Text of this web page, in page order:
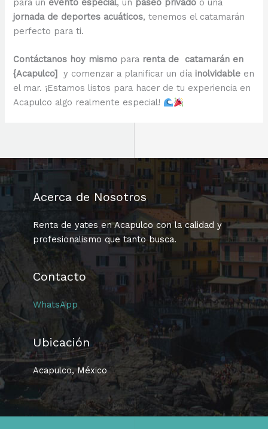
para un evento especial, un paseo privado o una
jornada de deportes acuáticos, tenemos el catamarán
perfecto para ti.
Contáctanos hoy mismo para renta de catamarán en
{Acapulco] y comenzar a planificar un día inolvidable en
el mar. ¡Estamos listos para hacer de tu experiencia en
Acapulco algo realmente especial!
Acerca de Nosotros
Renta de yates en Acapulco con la calidad y
profesionalismo que tanto busca.
Contacto
WhatsApp
Ubicación
Acapulco, México